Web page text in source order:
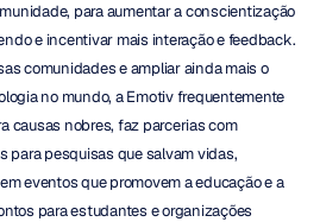
para aumentar a conscientização
e incentivar mais interação e feedback.
comunidades e ampliar ainda mais o
no mundo, a Emotiv frequentemente
causas nobres, faz parcerias com
para pesquisas que salvam vidas,
eventos que promovem a educação e a
para estudantes e organizações